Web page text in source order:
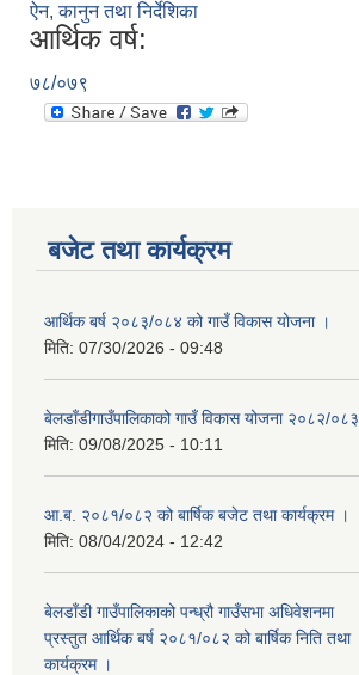
ऐन, कानुन तथा निर्देशिका
आर्थिक वर्ष:
७८/०७९
बजेट तथा कार्यक्रम
आर्थिक बर्ष २०८३/०८४ को गाउँ विकास योजना ।
मिति: 07/30/2026 - 09:48
बेलडाँडीगाउँपालिकाको गाउँ विकास योजना २०८२/०८३
मिति: 09/08/2025 - 10:11
आ.ब. २०८१/०८२ को बार्षिक बजेट तथा कार्यक्रम ।
मिति: 08/04/2024 - 12:42
बेलडाँडी गाउँपालिकाको पन्ध्रौ गाउँसभा अधिवेशनमा
प्रस्तुत आर्थिक बर्ष २०८१/०८२ को बार्षिक निति तथा
कार्यक्रम ।